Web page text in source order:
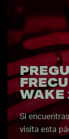
WAKE
Si
visita esta